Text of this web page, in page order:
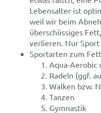
Lebensalter ist
weil wir beim
überschüssiges
verlieren. Nur Sport
Sportarten zum
Aqua-Aerobic
Radeln (ggf.
Walken bzw.
Tanzen
Gymnastik